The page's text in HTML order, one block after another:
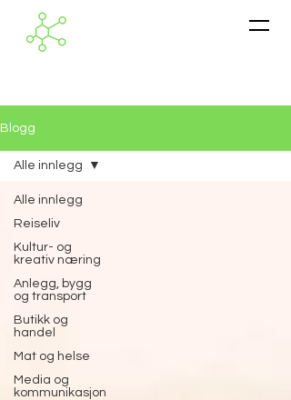
Blogg
Alle innlegg
Reiseliv
Kultur- og
kreativ næring
Anlegg, bygg
og transport
Butikk og
handel
Mat og helse
Media og
kommunikasjon
Alle innlegg